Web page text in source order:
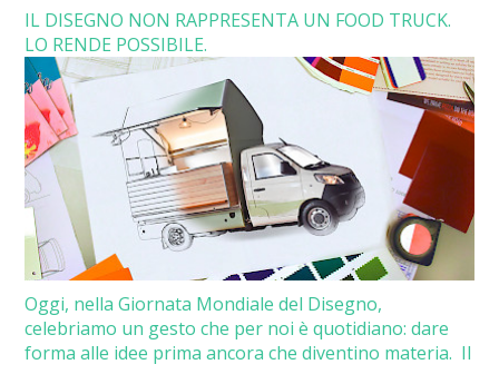
IL DISEGNO NON RAPPRESENTA UN FOOD TRUCK.
LO RENDE POSSIBILE.
Oggi, nella Giornata Mondiale del Disegno,
celebriamo un gesto che per noi è quotidiano: dare
forma alle idee prima ancora che diventino materia. Il